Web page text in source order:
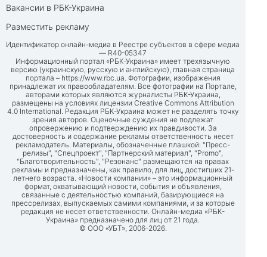
Вакансии в РБК-Украина
Разместить рекламу
Идентификатор онлайн-медиа в Реестре субъектов в сфере медиа
— R40-05347
Информационный портал «РБК-Украина» имеет трехязычную
версию (украинскую, русскую и английскую), главная страница
портала – https://www.rbc.ua. Фотографии, изображения
принадлежат их правообладателям. Все фотографии на Портале,
авторами которых являются журналисты РБК-Украина,
размещены на условиях лицензии Creative Commons Attribution
4.0 International. Редакция РБК-Украина может не разделять точку
зрения авторов. Оценочные суждения не подлежат
опровержению и подтверждению их правдивости. За
достоверность и содержание рекламы ответственность несет
рекламодатель. Материалы, обозначенные плашкой: "Пресс-
релизы", "Спецпроект", "Партнерский материал", "Promo",
"Благотворительность", "Резонанс" размещаются на правах
рекламы и предназначены, как правило, для лиц, достигших 21-
летнего возраста. «Новости компании» – это информационный
формат, охватывающий новости, события и объявления,
связанные с деятельностью компаний, базирующиеся на
прессрелизах, выпускаемых самими компаниями, и за которые
редакция не несет ответственности. Онлайн-медиа «РБК-
Украина» предназначено для лиц от 21 года.
© ООО «УБТ», 2006-2026.